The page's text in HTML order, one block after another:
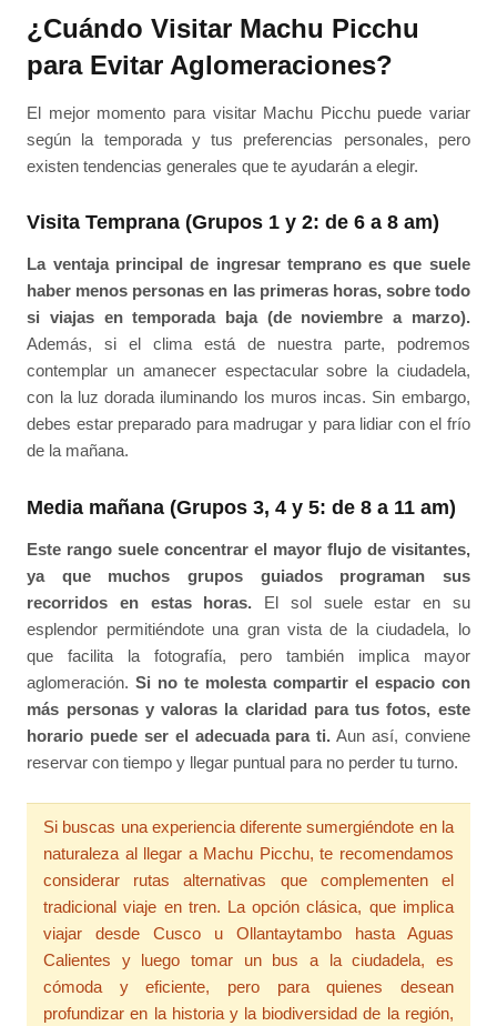
¿Cuándo Visitar Machu Picchu
para Evitar Aglomeraciones?
El mejor momento para visitar Machu Picchu puede variar
según la temporada y tus preferencias personales, pero
existen tendencias generales que te ayudarán a elegir.
Visita Temprana (Grupos 1 y 2: de 6 a 8 am)
La ventaja principal de ingresar temprano es que suele
haber menos personas en las primeras horas, sobre todo
si viajas en temporada baja (de noviembre a marzo).
Además, si el clima está de nuestra parte, podremos
contemplar un amanecer espectacular sobre la ciudadela,
con la luz dorada iluminando los muros incas. Sin embargo,
debes estar preparado para madrugar y para lidiar con el frío
de la mañana.
Media mañana (Grupos 3, 4 y 5: de 8 a 11 am)
Este rango suele concentrar el mayor flujo de visitantes,
ya que muchos grupos guiados programan sus
recorridos en estas horas. El sol suele estar en su
esplendor permitiéndote una gran vista de la ciudadela, lo
que facilita la fotografía, pero también implica mayor
aglomeración.Si no te molesta compartir el espacio con
más personas y valoras la claridad para tus fotos, este
horario puede ser el adecuada para ti. Aun así, conviene
reservar con tiempo y llegar puntual para no perder tu turno.
Si buscas una experiencia diferente sumergiéndote en la
naturaleza al llegar a Machu Picchu, te recomendamos
considerar rutas alternativas que complementen el
tradicional viaje en tren. La opción clásica, que implica
viajar desde Cusco u Ollantaytambo hasta Aguas
Calientes y luego tomar un bus a la ciudadela, es
cómoda y eficiente, pero para quienes desean
profundizar en la historia y la biodiversidad de la región,